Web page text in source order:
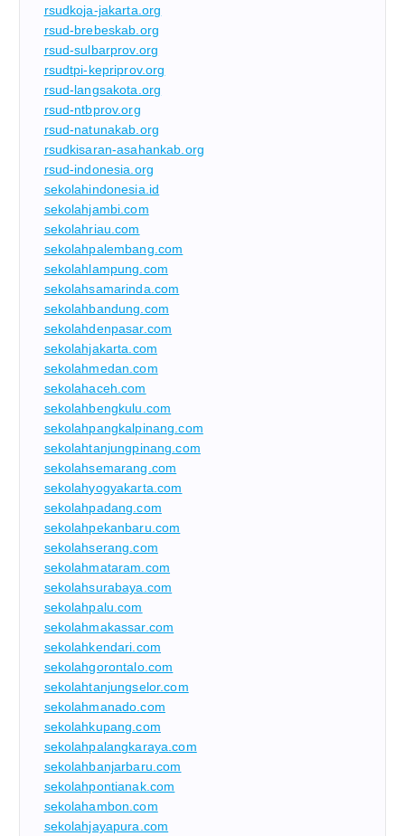
rsudkoja-jakarta.org
rsud-brebeskab.org
rsud-sulbarprov.org
rsudtpi-kepriprov.org
rsud-langsakota.org
rsud-ntbprov.org
rsud-natunakab.org
rsudkisaran-asahankab.org
rsud-indonesia.org
sekolahindonesia.id
sekolahjambi.com
sekolahriau.com
sekolahpalembang.com
sekolahlampung.com
sekolahsamarinda.com
sekolahbandung.com
sekolahdenpasar.com
sekolahjakarta.com
sekolahmedan.com
sekolahaceh.com
sekolahbengkulu.com
sekolahpangkalpinang.com
sekolahtanjungpinang.com
sekolahsemarang.com
sekolahyogyakarta.com
sekolahpadang.com
sekolahpekanbaru.com
sekolahserang.com
sekolahmataram.com
sekolahsurabaya.com
sekolahpalu.com
sekolahmakassar.com
sekolahkendari.com
sekolahgorontalo.com
sekolahtanjungselor.com
sekolahmanado.com
sekolahkupang.com
sekolahpalangkaraya.com
sekolahbanjarbaru.com
sekolahpontianak.com
sekolahambon.com
sekolahjayapura.com